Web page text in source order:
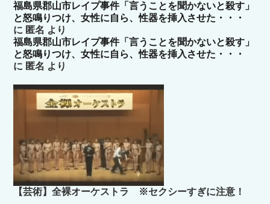
福島県郡山市レイプ事件「言うことを聞かないと殺す」
と怒鳴りつけ、女性に自ら、性器を挿入させた・・・
に 匿名 より
福島県郡山市レイプ事件「言うことを聞かないと殺す」
と怒鳴りつけ、女性に自ら、性器を挿入させた・・・
に 匿名 より
【芸術】全裸オーケストラ ※セクシーすぎに注意！